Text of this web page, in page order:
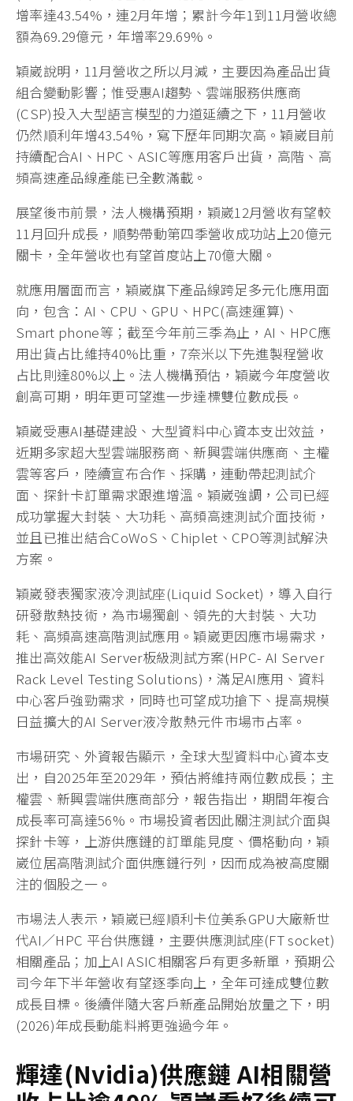
增率達43.54%，連2月年增；累計今年1到11月營收總
額為69.29億元，年增率29.69%。
穎崴說明，11月營收之所以月減，主要因為產品出貨
組合變動影響；惟受惠AI趨勢、雲端服務供應商
(CSP)投入大型語言模型的力道延續之下，11月營收
仍然順利年增43.54%，寫下歷年同期次高。穎崴目前
持續配合AI、HPC、ASIC等應用客戶出貨，高階、高
頻高速產品線產能已全數滿載。
展望後市前景，法人機構預期，穎崴12月營收有望較
11月回升成長，順勢帶動第四季營收成功站上20億元
關卡，全年營收也有望首度站上70億大關。
就應用層面而言，穎崴旗下產品線跨足多元化應用面
向，包含：AI、CPU、GPU、HPC(高速運算)、
Smart phone等；截至今年前三季為止，AI、HPC應
用出貨占比維持40%比重，7奈米以下先進製程營收
占比則達80%以上。法人機構預估，穎崴今年度營收
創高可期，明年更可望進一步達標雙位數成長。
穎崴受惠AI基礎建設、大型資料中心資本支出效益，
近期多家超大型雲端服務商、新興雲端供應商、主權
雲等客戶，陸續宣布合作、採購，連動帶起測試介
面、探針卡訂單需求跟進增溫。穎崴強調，公司已經
成功掌握大封裝、大功耗、高頻高速測試介面技術，
並且已推出結合CoWoS、Chiplet、CPO等測試解決
方案。
穎崴發表獨家液冷測試座(Liquid Socket)，導入自行
研發散熱技術，為市場獨創、領先的大封裝、大功
耗、高頻高速高階測試應用。穎崴更因應市場需求，
推出高效能AI Server板級測試方案(HPC- AI Server
Rack Level Testing Solutions)，滿足AI應用、資料
中心客戶強勁需求，同時也可望成功搶下、提高規模
日益擴大的AI Server液冷散熱元件市場市占率。
市場研究、外資報告顯示，全球大型資料中心資本支
出，自2025年至2029年，預估將維持兩位數成長；主
權雲、新興雲端供應商部分，報告指出，期間年複合
成長率可高達56%。市場投資者因此關注測試介面與
探針卡等，上游供應鏈的訂單能見度、價格動向，穎
崴位居高階測試介面供應鏈行列，因而成為被高度關
注的個股之一。
市場法人表示，穎崴已經順利卡位美系GPU大廠新世
代AI／HPC 平台供應鏈，主要供應測試座(FT socket)
相關產品；加上AI ASIC相關客戶有更多新單，預期公
司今年下半年營收有望逐季向上，全年可達成雙位數
成長目標。後續伴隨大客戶新產品開始放量之下，明
(2026)年成長動能料將更強過今年。
輝達(Nvidia)供應鏈AI相關營